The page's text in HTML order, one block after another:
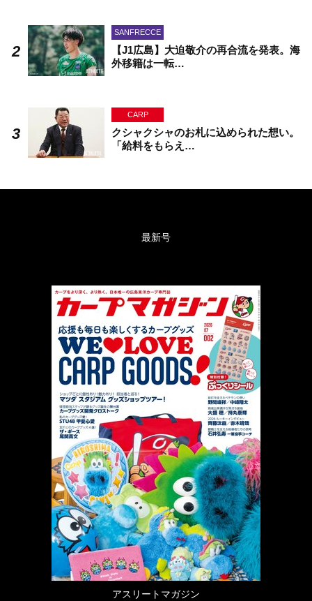
SANFRECCE
【J1広島】大迫敬介の再合流を発表。海
外移籍は一転…
CARP
クシャクシャのお札に込められた想い。
「給料をもらえ…
最新号
アスリートマガジン